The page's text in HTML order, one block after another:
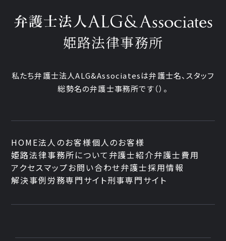
姫路法律事務所
私たち弁護士法人ALG&Associatesは弁護士名、 スタッフ
総勢名の弁護士事務所です（）。
HOME法人のお客様個人のお客様
姫路法律事務所について 弁護士紹介弁護士費用
アクセスマップお問い合わせ弁護士採用情報
解決事例労務専門サイト刑事専門サイト